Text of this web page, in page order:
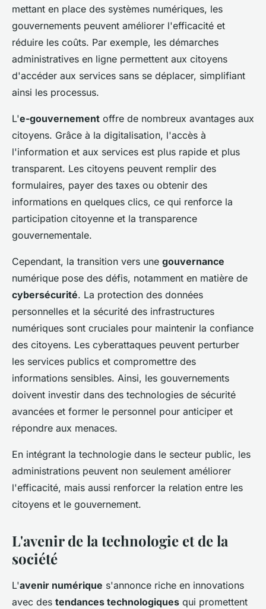
mettant en place des systèmes numériques, les
gouvernements peuvent améliorer l'efficacité et
réduire les coûts. Par exemple, les démarches
administratives en ligne permettent aux citoyens
d'accéder aux services sans se déplacer, simplifiant
ainsi les processus.
L'e-gouvernement offre de nombreux avantages aux
citoyens. Grâce à la digitalisation, l'accès à
l'information et aux services est plus rapide et plus
transparent. Les citoyens peuvent remplir des
formulaires, payer des taxes ou obtenir des
informations en quelques clics, ce qui renforce la
participation citoyenne et la transparence
gouvernementale.
Cependant, la transition vers une gouvernance
numérique pose des défis, notamment en matière de
cybersécurité. La protection des données
personnelles et la sécurité des infrastructures
numériques sont cruciales pour maintenir la confiance
des citoyens. Les cyberattaques peuvent perturber
les services publics et compromettre des
informations sensibles. Ainsi, les gouvernements
doivent investir dans des technologies de sécurité
avancées et former le personnel pour anticiper et
répondre aux menaces.
En intégrant la technologie dans le secteur public, les
administrations peuvent non seulement améliorer
l'efficacité, mais aussi renforcer la relation entre les
citoyens et le gouvernement.
L'avenir de la technologie et de la
société
L'avenir numérique s'annonce riche en innovations
avec des tendances technologiques qui promettent